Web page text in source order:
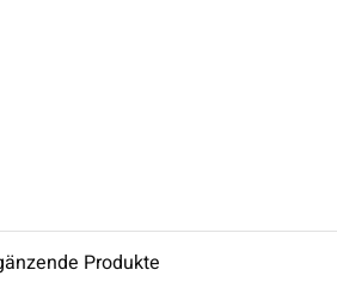
Produkte